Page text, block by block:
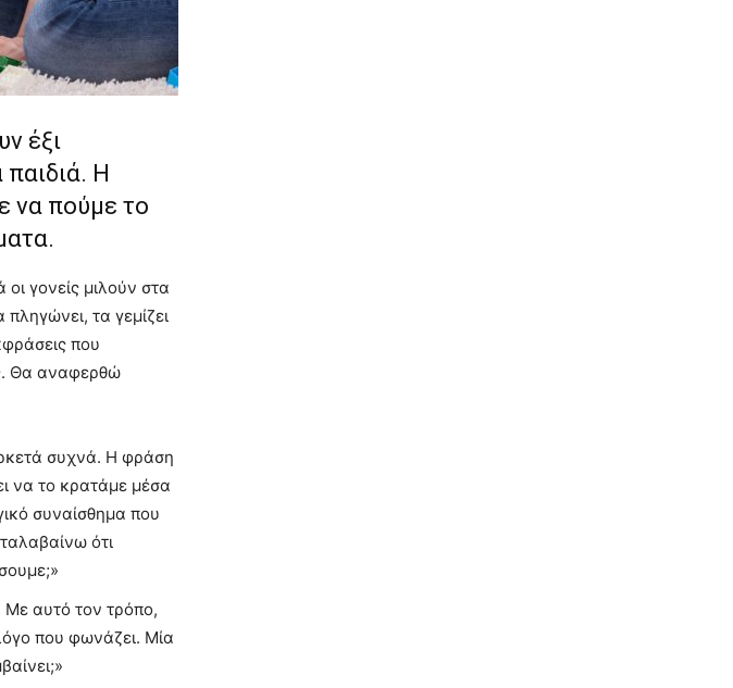
έξι
Η
να πούμε το
γονείς μιλούν στα
τα γεμίζει
που
Θα αναφερθώ
συχνά. Η φράση
να το κρατάμε μέσα
συναίσθημα που
ότι
Με αυτό τον τρόπο,
που φωνάζει. Μία